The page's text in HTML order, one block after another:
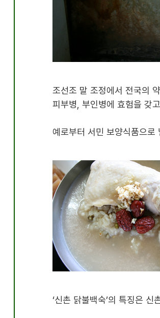
[신천
조선조 말 조정에서 전국의
피부병 ,부인병에 효험을 갖
예로부터 서민 보양식품으
‘신촌 닭불백숙’의 특징은 신